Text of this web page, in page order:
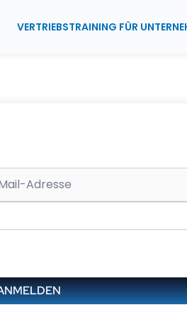
VERTRIEBSTRAINING FÜR